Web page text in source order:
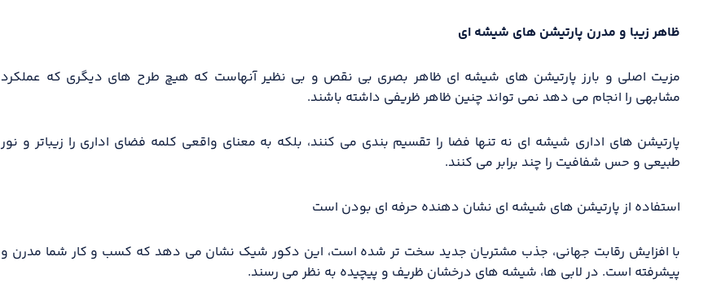
ظاهر زیبا و مدرن پارتیشن های شیشه ای
مزیت اصلی و بارز پارتیشن های شیشه ای ظاهر بصری بی نقص و بی نظیر آنهاست که هیچ طرح های دیگری که عملکرد
مشابهی را انجام می دهد نمی تواند چنین ظاهر ظریفی داشته باشند.
پارتیشن های اداری شیشه ای نه تنها فضا را تقسیم بندی می کنند، بلکه به معنای واقعی کلمه فضای اداری را زیباتر و نور
طبیعی و حس شفافیت را چند برابر می کنند.
استفاده از پارتیشن های شیشه ای نشان دهنده حرفه ای بودن است
با افزایش رقابت جهانی، جذب مشتریان جدید سخت تر شده است، این دکور شیک نشان می دهد که کسب و کار شما مدرن و
پیشرفته است. در لابی ها، شیشه های درخشان ظریف و پیچیده به نظر می رسند.